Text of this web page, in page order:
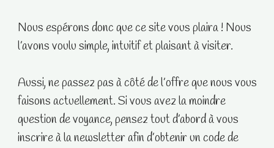
Nous espérons donc que ce site vous plaira ! Nous
l’avons voulu simple, intuitif et plaisant à visiter.
Aussi, ne passez pas à côté de l’offre que nous vous
faisons actuellement. Si vous avez la moindre
question de voyance, pensez tout d’abord à vous
inscrire à la newsletter afin d’obtenir un code de